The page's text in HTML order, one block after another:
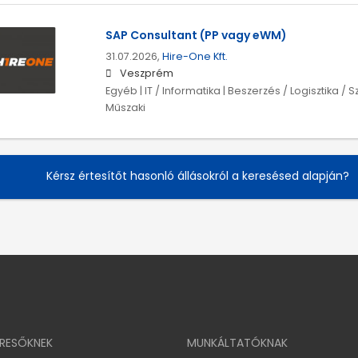
SAP Consultant (PP vagy eWM)
31.07.2026, Hire-One Kft.
Veszprém
Egyéb | IT / Informatika | Beszerzés / Logisztika /
Műszaki
Kérsz értesítőt hasonló állásokról a keresésed alapján?
MUNKÁLTATÓKNAK